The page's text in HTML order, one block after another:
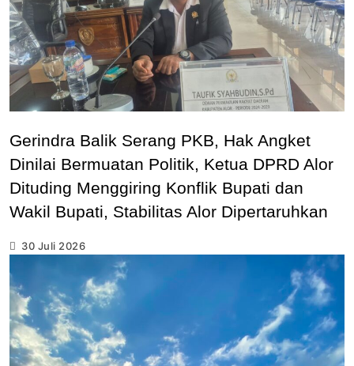
Gerindra Balik Serang PKB, Hak Angket
Dinilai Bermuatan Politik, Ketua DPRD Alor
Dituding Menggiring Konflik Bupati dan
Wakil Bupati, Stabilitas Alor Dipertaruhkan
30 Juli 2026